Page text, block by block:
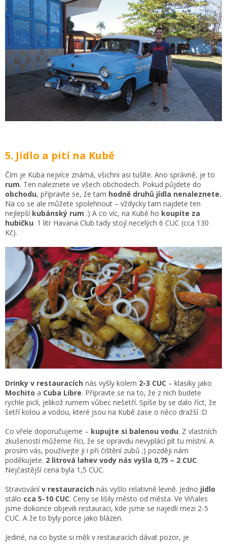
5. Jídlo a pití na Kubě
Čím je Kuba nejvíce známá, všichni asi tušíte. Ano správně, je to
rum. Ten naleznete ve všech obchodech. Pokud půjdete do
obchodu, připravte se, že tam hodně druhů jídla nenaleznete.
Na co se ale můžete spolehnout – vždycky tam najdete ten
nejlepší kubánský rum :) A co víc, na Kubě ho koupíte za
hubičku. 1 litr Havana Club tady stojí necelých 6 CUC (cca 130
Kč).
Drinky v restauracích nás vyšly kolem 2-3 CUC – klasiky jako
Mochito a Cuba Libre. Připravte se na to, že z nich budete
rychle piclí, jelikož rumem vůbec nešetří. Spíše by se dalo říct, že
šetří kolou a vodou, které jsou na Kubě zase o něco dražší :D
Co vřele doporučujeme – kupujte si balenou vodu. Z vlastních
zkušeností můžeme říci, že se opravdu nevyplácí pít tu místní. A
prosím vás, používejte ji i při čištění zubů ;) později nám
poděkujete. 2 litrová lahev vody nás vyšla 0,75 – 2 CUC.
Nejčastější cena byla 1,5 CUC.
Stravovánív restauracích nás vyšlo relativně levně. Jedno jídlo
stálo cca 5-10 CUC. Ceny se lišily město od města. Ve Viňales
jsme dokonce objevili restauraci, kde jsme se najedli mezi 2-5
CUC. A že to byly porce jako blázen.
Jediné, na co byste si měli v restauracích dávat pozor, je